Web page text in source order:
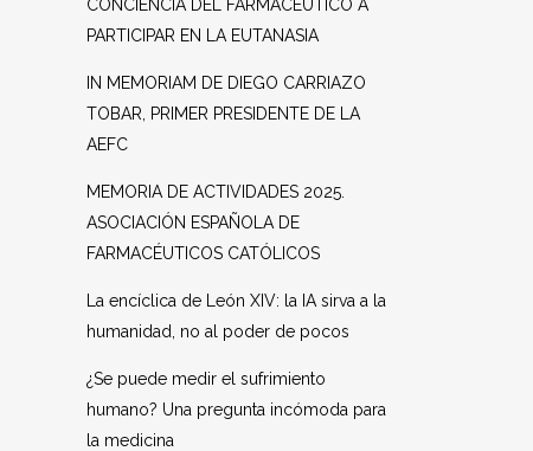
CONCIENCIA DEL FARMACÉUTICO A
PARTICIPAR EN LA EUTANASIA
IN MEMORIAM DE DIEGO CARRIAZO
TOBAR, PRIMER PRESIDENTE DE LA
AEFC
MEMORIA DE ACTIVIDADES 2025.
ASOCIACIÓN ESPAÑOLA DE
FARMACÉUTICOS CATÓLICOS
La encíclica de León XIV: la IA sirva a la
humanidad, no al poder de pocos
¿Se puede medir el sufrimiento
humano? Una pregunta incómoda para
la medicina